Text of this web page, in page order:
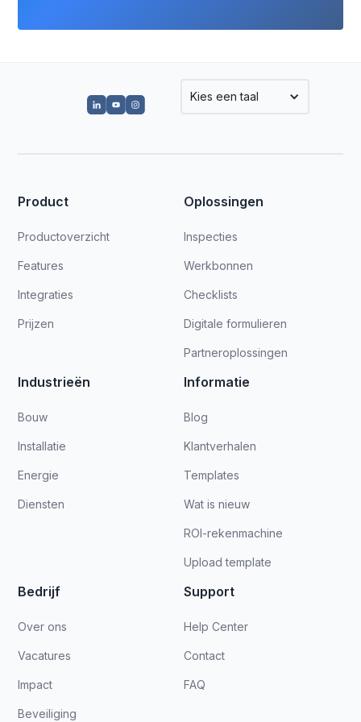
Kies een taal
Product
Productoverzicht
Features
Integraties
Prijzen
Oplossingen
Inspecties
Werkbonnen
Checklists
Digitale formulieren
Partneroplossingen
Industrieën
Bouw
Installatie
Energie
Diensten
Informatie
Blog
Klantverhalen
Templates
Wat is nieuw
ROI-rekenmachine
Upload template
Bedrijf
Over ons
Vacatures
Impact
Beveiliging
Support
Help Center
Contact
FAQ